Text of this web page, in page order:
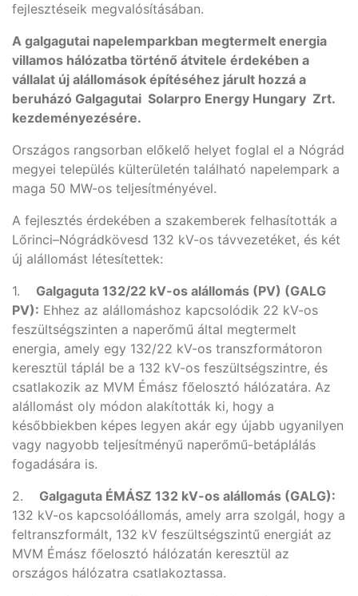
fejlesztéseik megvalósításában.
A galgagutai napelemparkban megtermelt energia
villamos hálózatba történő átvitele érdekében a
vállalat új alállomások építéséhez járult hozzá a
beruházó Galgagutai Solarpro Energy Hungary Zrt.
kezdeményezésére.
Országos rangsorban előkelő helyet foglal el a Nógrád
megyei település külterületén található napelempark a
maga 50 MW-os teljesítményével.
A fejlesztés érdekében a szakemberek felhasították a
Lőrinci–Nógrádkövesd 132 kV-os távvezetéket, és két
új alállomást létesítettek:
1. Galgaguta 132/22 kV-os alállomás (PV) (GALG
PV): Ehhez az alállomáshoz kapcsolódik 22 kV-os
feszültségszinten a naperőmű által megtermelt
energia, amely egy 132/22 kV-os transzformátoron
keresztül táplál be a 132 kV-os feszültségszintre, és
csatlakozik az MVM Émász főelosztó hálózatára. Az
alállomást oly módon alakították ki, hogy a
későbbiekben képes legyen akár egy újabb ugyanilyen
vagy nagyobb teljesítményű naperőmű-betáplálás
fogadására is.
2. Galgaguta ÉMÁSZ 132 kV-os alállomás (GALG):
132 kV-os kapcsolóállomás, amely arra szolgál, hogy a
feltranszformált, 132 kV feszültségszintű energiát az
MVM Émász főelosztó hálózatán keresztül az
országos hálózatra csatlakoztassa.